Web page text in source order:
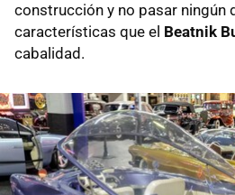
construcción y no pasar ningún
características que el Beatnik
cabalidad.